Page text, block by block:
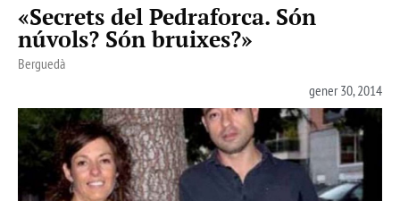
«Secrets del Pedraforca. Són
núvols? Són bruixes?»
Berguedà
gener 30, 2014